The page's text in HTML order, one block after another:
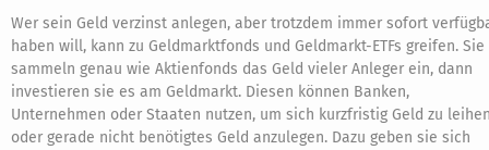
Wer sein Geld verzinst anlegen, aber trotzdem immer sofort
haben will, kann zu Geldmarktfonds und Geldmarkt-ETFs greifen. Sie
sammeln genau wie Aktienfonds das Geld vieler Anleger ein, dann
investieren sie es am Geldmarkt. Diesen können Banken,
Unternehmen oder Staaten nutzen, um sich kurzfristig Geld zu
oder gerade nicht benötigtes Geld anzulegen. Dazu geben sie sich